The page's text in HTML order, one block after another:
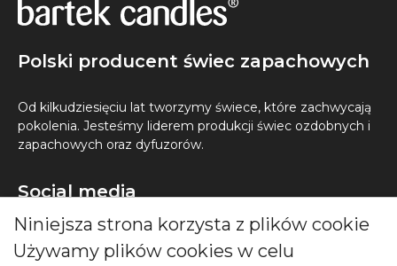
Polski producent świec zapachowych
Od kilkudziesięciu lat tworzymy świece, które zachwycają
pokolenia. Jesteśmy liderem produkcji świec ozdobnych i
zapachowych oraz dyfuzorów.
Social media
Niniejsza strona korzysta z plików cookie
Używamy plików cookies w celu